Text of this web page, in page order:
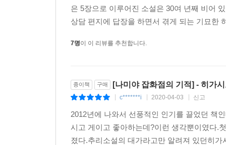
은 5장으로 이루어진 소설은 30여 년째 비어
상담 편지에 답장을 하면서 겪게 되는 기묘한
7명이 이 리뷰를 추천합니다.
종이책 구매 [나미야 잡화점의 기적] - 히가
c*******i 2020-04-03 신고
2012년에 나와서 선풍적인 인기를 끌었던 책
시고 게이고 좋아하는데?이런 생각뿐이였다.
졌다.추리소설의 대가라고만 알려져 있던히